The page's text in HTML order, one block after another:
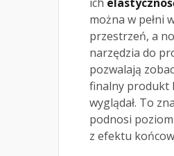
można w pełni
przestrzeń, a
narzędzia do
pozwalają
finalny produkt
wyglądał. To
podnosi
z efektu